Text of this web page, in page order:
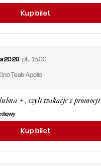
Kup bilet
2026 pt., 15.00
Teatr Apollo
+, czyli wakacje z promocji
Kup bilet